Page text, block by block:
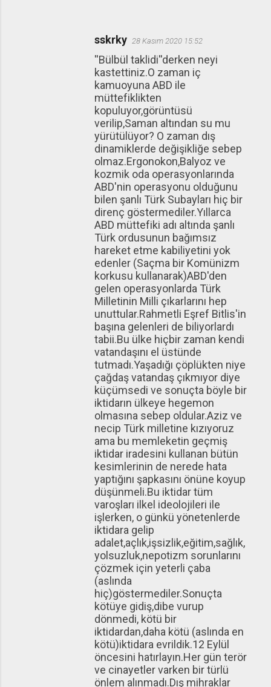
sskrky 28 Kasım 2020 15:52
''Bülbül taklidi''derken neyi
kastettiniz.O zaman iç
kamuoyuna ABD ile
müttefiklikten
kopuluyor,görüntüsü
verilip,Saman altından su mu
yürütülüyor? O zaman dış
dinamiklerde değişikliğe sebep
olmaz.Ergonokon,Balyoz ve
kozmik oda operasyonlarında
ABD'nin operasyonu olduğunu
bilen şanlı Türk Subayları hiç bir
direnç göstermediler.Yıllarca
ABD müttefiki adı altında şanlı
Türk ordusunun bağımsız
hareket etme kabiliyetini yok
edenler (Saçma bir Komünizm
korkusu kullanarak)ABD'den
gelen operasyonlarda Türk
Milletinin Milli çıkarlarını hep
unuttular.Rahmetli Eşref Bitlis'in
başına gelenleri de biliyorlardı
tabii.Bu ülke hiçbir zaman kendi
vatandaşını el üstünde
tutmadı.Yaşadığı çöplükten niye
çağdaş vatandaş çıkmıyor diye
küçümsedi ve sonuçta böyle bir
iktidarın ülkeye hegemon
olmasına sebep oldular.Aziz ve
necip Türk milletine kızıyoruz
ama bu memleketin geçmiş
iktidar iradesini kullanan bütün
kesimlerinin de nerede hata
yaptığını şapkasını önüne koyup
düşünmeli.Bu iktidar tüm
varoşları ilkel ideolojileri ile
işlerken, o günkü yönetenlerde
iktidara gelip
adalet,açlık,işsizlik,eğitim,sağlık,
yolsuzluk,nepotizm sorunlarını
çözmek için yeterli çaba
(aslında
hiç)göstermediler.Sonuçta
kötüye gidiş,dibe vurup
dönmedi, kötü bir
iktidardan,daha kötü (aslında en
kötü)iktidara evrildik.12 Eylül
öncesini hatırlayın.Her gün terör
ve cinayetler varken bir türlü
önlem alınmadı.Dış mihraklar